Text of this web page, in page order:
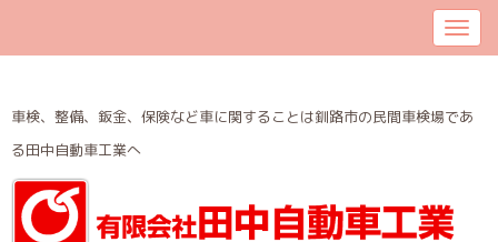
車検、整備、鈑金、保険など車に関することは釧路市の民間車検場であ
る田中自動車工業へ